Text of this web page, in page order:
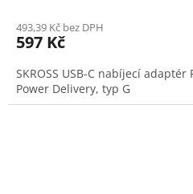
493,39 Kč bez DPH
597 Kč
SKROSS USB-C nabíjecí
Power Delivery, typ G